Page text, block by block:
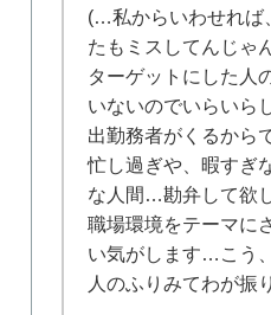
(…私からいわせれば
たもミスしてんじゃ
ターゲットにした人
いないのでいらいら
出勤務者がくるから
忙し過ぎや、暇すぎ
な人間…勘弁して欲
職場環境をテーマに
い気がします…こう
人のふりみてわが振